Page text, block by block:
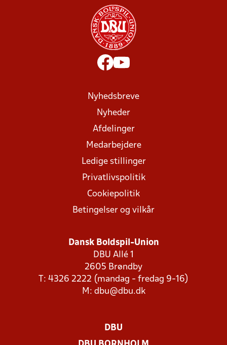
Nyhedsbreve
Nyheder
Afdelinger
Medarbejdere
Ledige stillinger
Privatlivspolitik
Cookiepolitik
Betingelser og vilkår
Dansk Boldspil-Union
DBU Allé 1
2605 Brøndby
T: 4326 2222 (mandag - fredag 9-16)
M: dbu@dbu.dk
DBU